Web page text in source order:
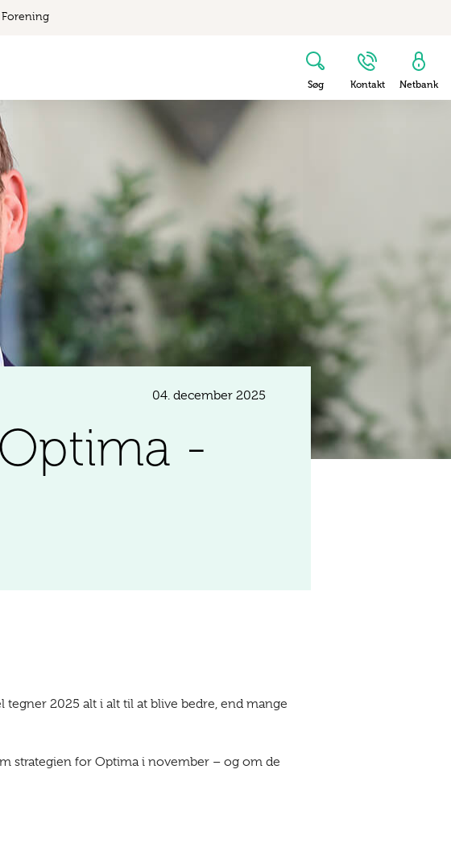
Forening
Søg Kontakt Netbank
-
04. december 2025
2025 alt i alt til at blive bedre, end mange
strategien for Optima i november – og om de